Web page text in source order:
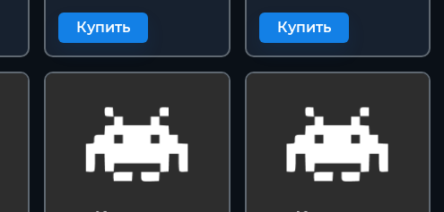
Купить Купить